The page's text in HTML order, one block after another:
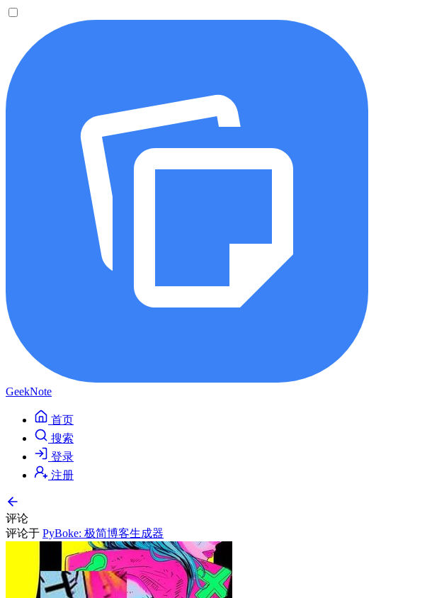
GeekNote
首页
搜索
登录
注册
评论
评论于 PyBoke: 极简博客生成器